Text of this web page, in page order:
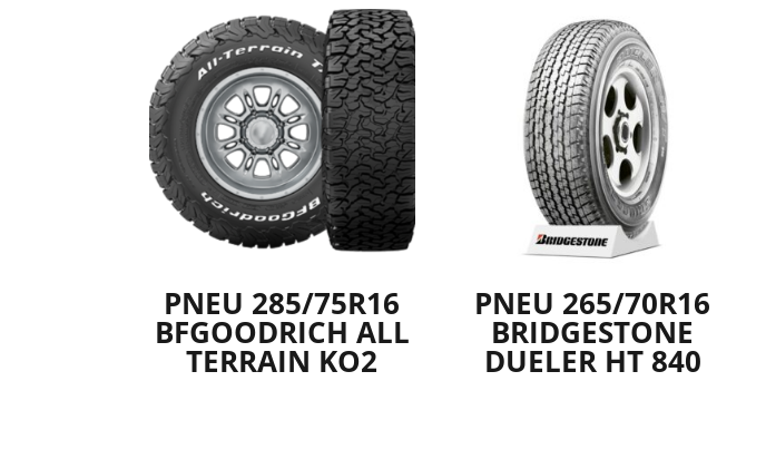
PNEU 285/75R16
BFGOODRICH ALL
TERRAIN KO2
PNEU 265/70R16
BRIDGESTONE
DUELER HT 840